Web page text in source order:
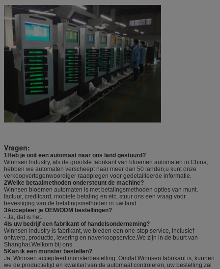
Vragen:
1Heb je ooit een automaat naar ons land gestuurd?
Winnsen Industry, als de grootste fabrikant van bloemen automaten in China,
hebben we automaten verscheept naar meer dan 50 landen,u kunt onze
verkoopvertegenwoordiger raadplegen voor gedetailleerde informatie.
2Welke betaalmethoden ondersteunt de machine?
Winnsen bloemen automaten is met betalingsmethoden opties van munt,
factuur, creditcard, mobiele betaling en etc, stuur ons een vraag voor
bevestiging van de betalingsmethoden in uw land.
3Accepteer je OEM/ODM bestellingen?
- Ja, dat is het.
4Is uw bedrijf een fabrikant of handelsonderneming?
Winnsen Industry is fabrikant, we bieden een one-stop service, inclusief
ontwerp, productie, levering en naverkoopservice.We zijn in de buurt van
Shanghai.Welkom bij ons.
5Kan ik een monster bestellen?
Ja, Winnsen accepteert monsterbestelling. Omdat Winnsen fabrikant is, kunnen
we de productietijd en kwaliteit van de automaat controleren, uw bestelling zal